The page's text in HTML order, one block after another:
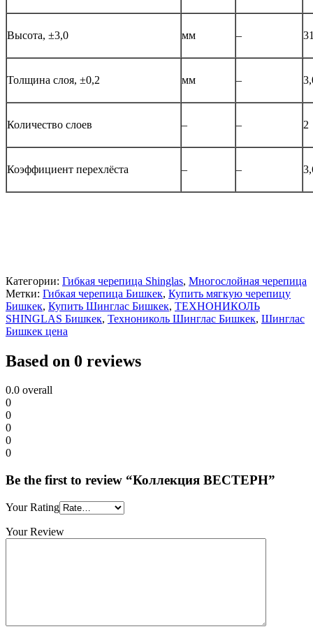
Высота, ±3,0 мм –
Толщина слоя, ±0,2 мм –
Количество слоев – – 2
Коэффициент перехлёста – –
Категории: Гибкая черепица Shinglas, Многослойная черепица
Метки: Гибкая черепица Бишкек, Купить мягкую черепицу
Бишкек, Купить Шинглас Бишкек, ТЕХНОНИКОЛЬ
SHINGLAS Бишкек, Технониколь Шинглас Бишкек, Шинглас
Бишкек цена
Based on 0 reviews
0.0 overall
0
0
0
0
0
Be the first to review “Коллекция ВЕСТЕРН”
Your Rating
Your Review